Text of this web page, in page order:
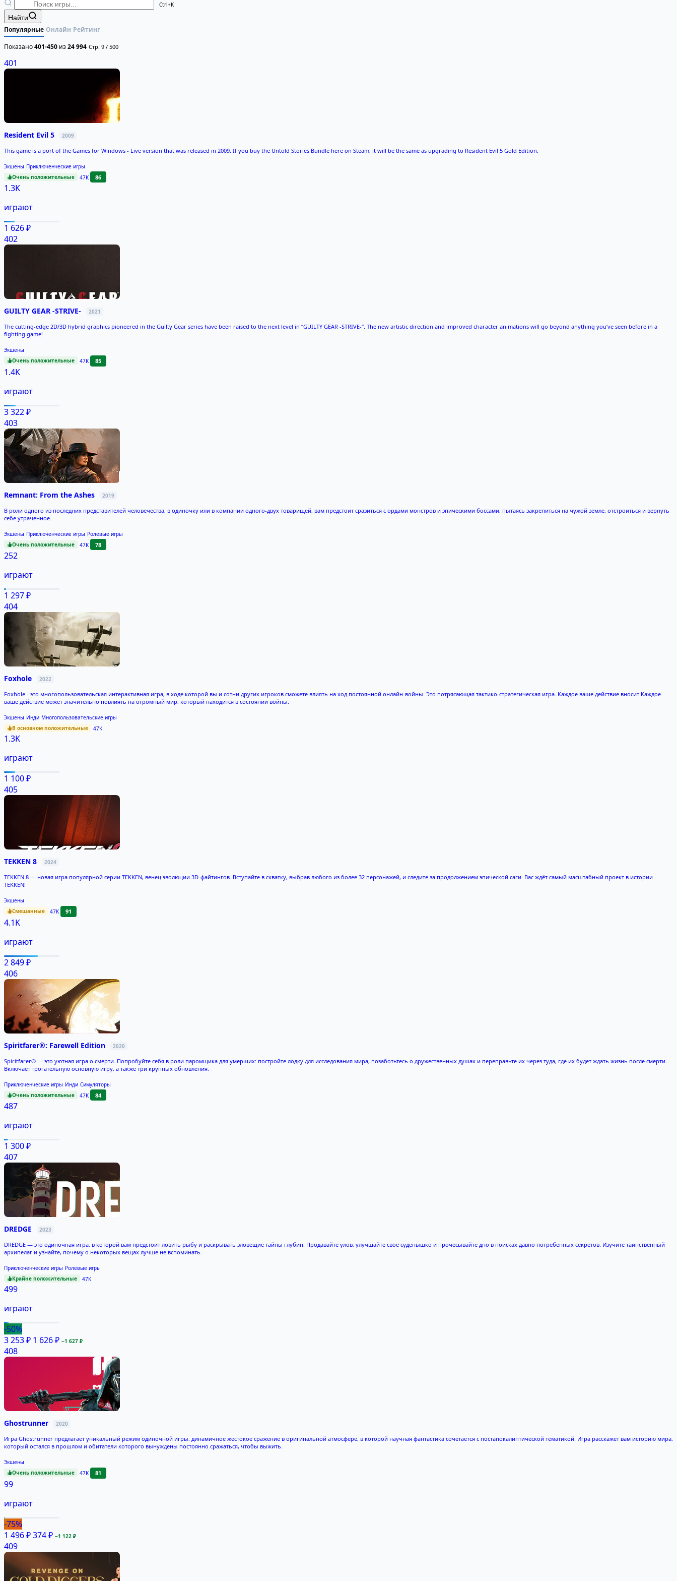
Ctrl+K
Найти
Популярные Онлайн Рейтинг
Показано401-450 из24 994 Стр. 9 / 500
401
Resident Evil 5 2009
This game is a port of the Games for Windows - Live version that was released in 2009. If you buy the Untold Stories Bundle here on Steam, it will be the same as upgrading to Resident Evil 5 Gold Edition.
Экшены Приключенческие игры
Очень положительные
47K 86
1.3K
играют
1 626 ₽
402
GUILTY GEAR -STRIVE- 2021
The cutting-edge 2D/3D hybrid graphics pioneered in the Guilty Gear series have been raised to the next level in “GUILTY GEAR -STRIVE-“. The new artistic direction and improved character animations will go beyond anything you’ve seen before in a
fighting game!
Экшены
Очень положительные
47K 85
1.4K
играют
3 322 ₽
403
Remnant: From the Ashes 2019
В роли одного из последних представителей человечества, в одиночку или в компании одного-двух товарищей, вам предстоит сразиться с ордами монстров и эпическими боссами, пытаясь закрепиться на чужой земле, отстроиться и вернуть
себе утраченное.
Экшены Приключенческие игры Ролевые игры
Очень положительные
47K 78
252
играют
1 297 ₽
404
Foxhole 2022
Foxhole - это многопользовательская интерактивная игра, в ходе которой вы и сотни других игроков сможете влиять на ход постоянной онлайн-войны. Это потрясающая тактико-стратегическая игра. Каждое ваше действие вносит Каждое
ваше действие может значительно повлиять на огромный мир, который находится в состоянии войны.
Экшены Инди Многопользовательские игры
В основном положительные
47K
1.3K
играют
1 100 ₽
405
TEKKEN 8 2024
TEKKEN 8 — новая игра популярной серии TEKKEN, венец эволюции 3D-файтингов. Вступайте в схватку, выбрав любого из более 32 персонажей, и следите за продолжением эпической саги. Вас ждёт самый масштабный проект в истории
TEKKEN!
Экшены
Смешанные
47K 91
4.1K
играют
2 849 ₽
406
Spiritfarer®: Farewell Edition 2020
Spiritfarer® — это уютная игра о смерти. Попробуйте себя в роли паромщика для умерших: постройте лодку для исследования мира, позаботьтесь о дружественных душах и переправьте их через туда, где их будет ждать жизнь после смерти.
Включает трогательную основную игру, а также три крупных обновления.
Приключенческие игры Инди Симуляторы
Очень положительные
47K 84
487
играют
1 300 ₽
407
DREDGE 2023
DREDGE — это одиночная игра, в которой вам предстоит ловить рыбу и раскрывать зловещие тайны глубин. Продавайте улов, улучшайте свое суденышко и прочесывайте дно в поисках давно погребенных секретов. Изучите таинственный
архипелаг и узнайте, почему о некоторых вещах лучше не вспоминать.
Приключенческие игры Ролевые игры
Крайне положительные
47K
499
играют
-50%
3 253 ₽ 1 626 ₽ −1 627 ₽
408
Ghostrunner 2020
Игра Ghostrunner предлагает уникальный режим одиночной игры: динамичное жестокое сражение в оригинальной атмосфере, в которой научная фантастика сочетается с постапокалиптической тематикой. Игра расскажет вам историю мира,
который остался в прошлом и обитатели которого вынуждены постоянно сражаться, чтобы выжить.
Экшены
Очень положительные
47K 81
99
играют
-75%
1 496 ₽374 ₽ −1 122 ₽
409